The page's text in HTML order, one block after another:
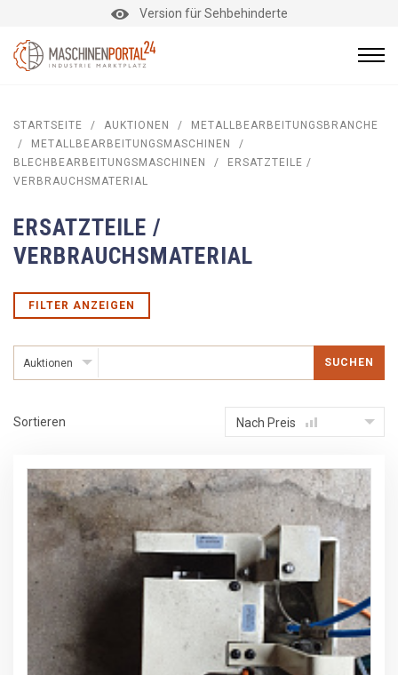
Version für Sehbehinderte
STARTSEITE / AUKTIONEN /
METALLBEARBEITUNGSBRANCHE
/
METALLBEARBEITUNGSMASCHINEN
/
BLECHBEARBEITUNGSMASCHINEN
/
ERSATZTEILE /
VERBRAUCHSMATERIAL
ERSATZTEILE /
VERBRAUCHSMATERIAL
FILTER ANZEIGEN
Auktionen SUCHEN
Sortieren Nach Preis